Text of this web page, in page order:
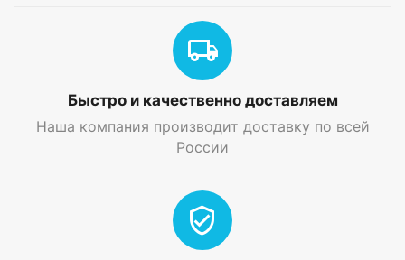
Быстро и качественно доставляем
Наша компания производит доставку по всей
России